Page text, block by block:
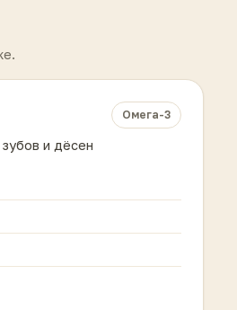
Омега-3
и дёсен